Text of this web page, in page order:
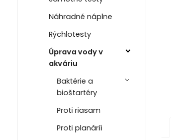
Náhradné náplne
Rýchlotesty
Úprava vody v
akváriu
Baktérie a
bioštartéry
Proti riasam
Proti planárií